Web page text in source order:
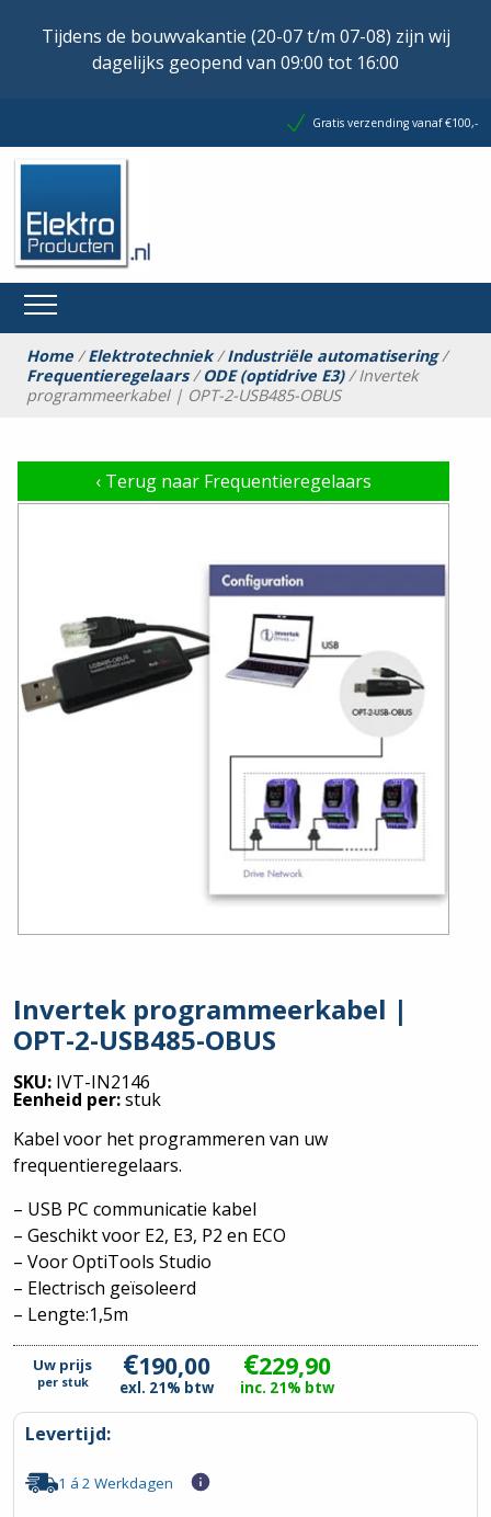
Tijdens de bouwvakantie (20-07 t/m 07-08) zijn wij
dagelijks geopend van 09:00 tot 16:00
Gratis verzending vanaf €100,-
Home/Elektrotechniek/Industriële automatisering/
Frequentieregelaars/ODE (optidrive E3)/ Invertek
programmeerkabel | OPT-2-USB485-OBUS
‹ Terug naar Frequentieregelaars
Invertek programmeerkabel |
OPT-2-USB485-OBUS
SKU: IVT-IN2146
Eenheid per:stuk
Kabel voor het programmeren van uw
frequentieregelaars.
– USB PC communicatie kabel
– Geschikt voor E2, E3, P2 en ECO
– Voor OptiTools Studio
– Electrisch geïsoleerd
– Lengte:1,5m
Uw prijs
per stuk €190,00
exl. 21% btw
€229,90
inc. 21% btw
Levertijd:
1 á 2 Werkdagen